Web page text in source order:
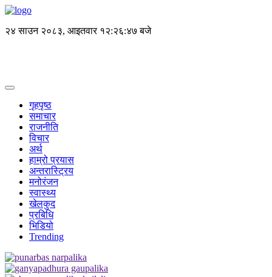
२४ साउन २०८३, आइतवार १२:२६:४७ बजे
गृहपृष्ठ
समाचार
राजनीति
विचार
अर्थ
हाम्रो प्रयास
अन्तरास्ट्रिय
मनोरंजन
स्वास्थ्य
खेलकुद
प्रबिधि
भिडियो
Trending